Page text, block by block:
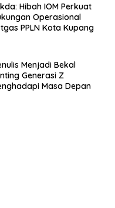
Hibah IOM Perkuat
Operasional
PPLN Kota Kupang
Menjadi Bekal
Generasi Z
Masa Depan